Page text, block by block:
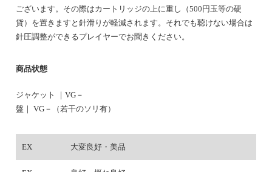
ございます。その際はカートリッジの上に重し（500円玉等の硬
貨）を置きますと針滑りが軽減されます。それでも聴けない場合は
針圧調整ができるプレイヤーでお聞きください。
商品状態
ジャケット ｜VG－
盤｜ VG－（若干のソリ有）
EX 大変良好・美品